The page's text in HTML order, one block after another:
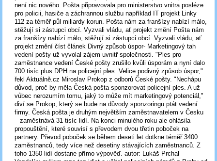
není nic nového. Pošta připravovala pro ministerstvo vnitra posléze
pro policii, hasiče a záchrannou službu například IT projekt Linky
112 za téměř půl miliardy korun. Pošta nám za franšízy nabízí málo,
stěžují si zástupci obcí. Vyzvali vládu, ať projekt změní Pošta nám
za franšízy nabízí málo, stěžují si zástupci obcí. Vyzvali vládu, ať
projekt změní číst článek Divný způsob úspor- Marketingový tah
vedení pošty už vyvolal zájem uvnitř společnosti. "Ples pro
zaměstnance vedení České pošty zrušilo kvůli úsporám a nyní dalo
700 tisíc plus DPH na policejní ples. Velice podivný způsob úspor,"
řekl Aktuálně.cz Miroslav Prokop z odborů České pošty. "Nechápu
důvod, proč by měla Česká pošta sponzorovat policejní ples. A už
vůbec nerozumím tomu, jaký to může mít marketingový potenciál,"
diví se Prokop, který se bude na důvody sponzoringu ptát vedení
firmy. Česká pošta je druhým největším zaměstnavatelem v Česku
– zaměstnává 31 tisíc lidí. Na konci minulého roku ale ohlásila
propouštění, které souvisí s převodem dvou třetin poboček na
partnery. Převod poboček se během deseti let dotkne téměř 3400
zaměstnanců, tedy více než desetiny stávajících zaměstnanců. Z
toho 1350 lidí dostane přímo výpověď. autor: Lukáš Prchal